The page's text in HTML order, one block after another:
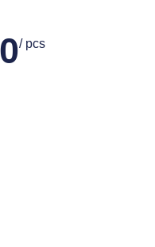
/ pcs